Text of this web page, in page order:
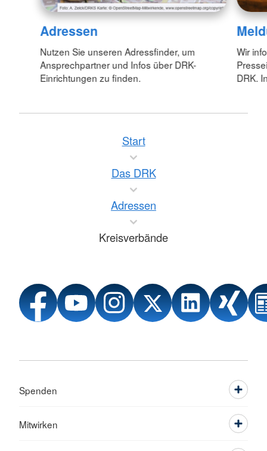
Adressen
Nutzen Sie unseren Adressfinder, um
Ansprechpartner und Infos über DRK-
Einrichtungen zu finden.
Wir
DRK.
Start
Das DRK
Adressen
Kreisverbände
Spenden
Mitwirken